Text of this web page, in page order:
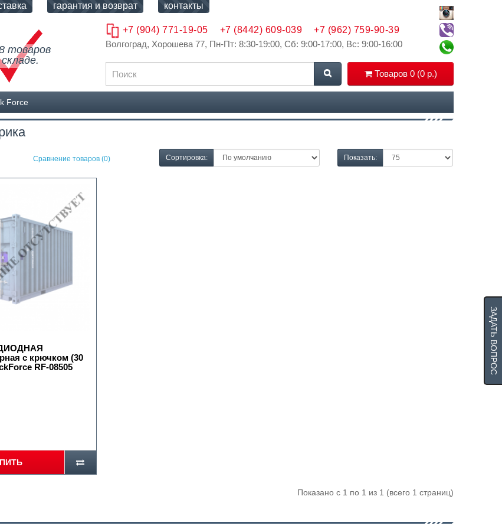
гарантия и возврат контакты
Волгоград, Хорошева 77, Пн-Пт: 8:30-19:00, Сб: 9:00-17:00, Вс: 9:00-16:00
Товаров 0 (0 р.)
товаров
+7 (904) 771-19-05 +7 (8442) 609-039 +7 (962) 759-90-39
Force
Сравнение товаров (0) Сортировка: Показать:
ДИОДНАЯ
с крючком (30
RF-08505
Показано с 1 по 1 из 1 (всего 1 страниц)
ЗАДАТЬ ВОПРОС